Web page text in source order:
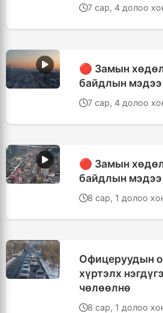
7 сар, 4 долоо
🔴 Замын
байдлын
7 сар, 4 долоо
🔴 Замын
байдлын
8 сар, 1 долоо
Офицеруудын
хүртэлх
чөлөөлнө
8 сар, 1 долоо